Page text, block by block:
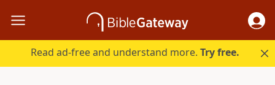
Read ad-free and understand more.Try free.